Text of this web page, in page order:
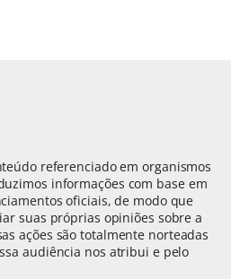
referenciado em organismos
informações com base em
oficiais, de modo que
suas próprias opiniões sobre a
ações são totalmente norteadas
audiência nos atribui e pelo